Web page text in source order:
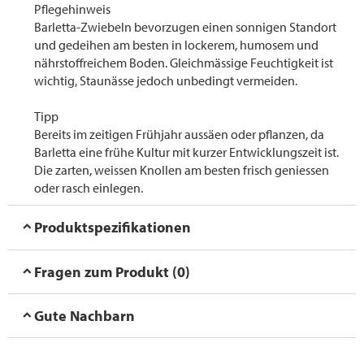
Pflegehinweis
Barletta-Zwiebeln bevorzugen einen sonnigen Standort
und gedeihen am besten in lockerem, humosem und
nährstoffreichem Boden. Gleichmässige Feuchtigkeit ist
wichtig, Staunässe jedoch unbedingt vermeiden.
Tipp
Bereits im zeitigen Frühjahr aussäen oder pflanzen, da
Barletta eine frühe Kultur mit kurzer Entwicklungszeit ist.
Die zarten, weissen Knollen am besten frisch geniessen
oder rasch einlegen.
Produktspezifikationen
Fragen zum Produkt (0)
Gute Nachbarn